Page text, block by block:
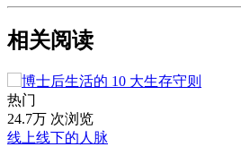
相关阅读
热门
24.7万 次浏览
线上线下的人脉